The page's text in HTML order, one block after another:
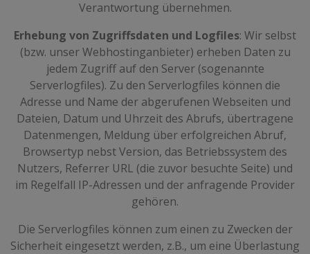
Verantwortung übernehmen.
Erhebung von Zugriffsdaten und Logfiles: Wir selbst
(bzw. unser Webhostinganbieter) erheben Daten zu
jedem Zugriff auf den Server (sogenannte
Serverlogfiles). Zu den Serverlogfiles können die
Adresse und Name der abgerufenen Webseiten und
Dateien, Datum und Uhrzeit des Abrufs, übertragene
Datenmengen, Meldung über erfolgreichen Abruf,
Browsertyp nebst Version, das Betriebssystem des
Nutzers, Referrer URL (die zuvor besuchte Seite) und
im Regelfall IP-Adressen und der anfragende Provider
gehören.
Die Serverlogfiles können zum einen zu Zwecken der
Sicherheit eingesetzt werden, z.B., um eine Überlastung